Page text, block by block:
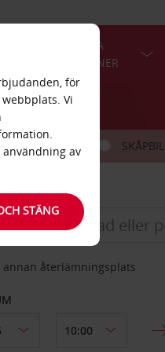
POPULÄRA
DESTINATIONER
SKÅPBIL
annan återlämningsplats
för
Vi
användning av
STÄNG